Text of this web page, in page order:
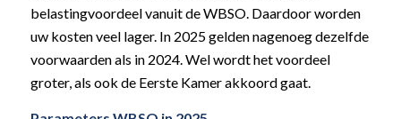
belastingvoordeel vanuit de WBSO. Daardoor worden
uw kosten veel lager. In 2025 gelden nagenoeg dezelfde
voorwaarden als in 2024. Wel wordt het voordeel
groter, als ook de Eerste Kamer akkoord gaat.